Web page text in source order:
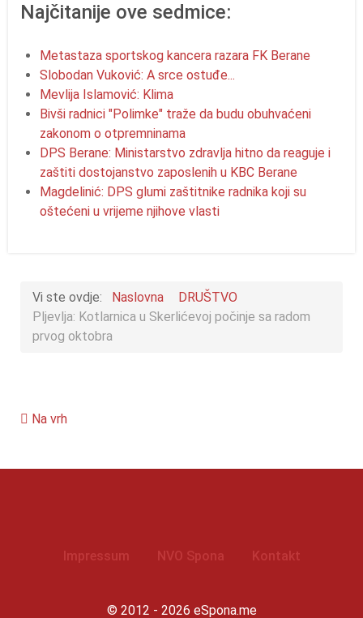
Najčitanije ove sedmice:
Metastaza sportskog kancera razara FK Berane
Slobodan Vuković: A srce ostuđe...
Mevlija Islamović: Klima
Bivši radnici "Polimke" traže da budu obuhvaćeni
zakonom o otpremninama
DPS Berane: Ministarstvo zdravlja hitno da reaguje i
zaštiti dostojanstvo zaposlenih u KBC Berane
Magdelinić: DPS glumi zaštitnike radnika koji su
oštećeni u vrijeme njihove vlasti
Vi ste ovdje: Naslovna
DRUŠTVO
Pljevlja: Kotlarnica u Skerlićevoj počinje sa radom
prvog oktobra
Na vrh
Impressum NVO Spona Kontakt
© 2012 - 2026 eSpona.me